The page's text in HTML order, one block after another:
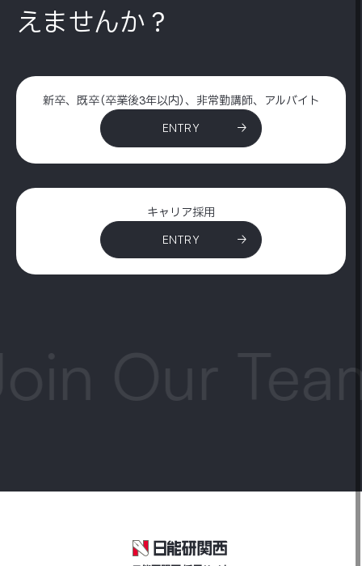
えませんか？
新卒、既卒（卒業後3年以内）、非常勤講師、アルバイト
ENTRY
キャリア採用
ENTRY